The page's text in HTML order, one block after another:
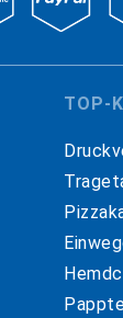
TOP-